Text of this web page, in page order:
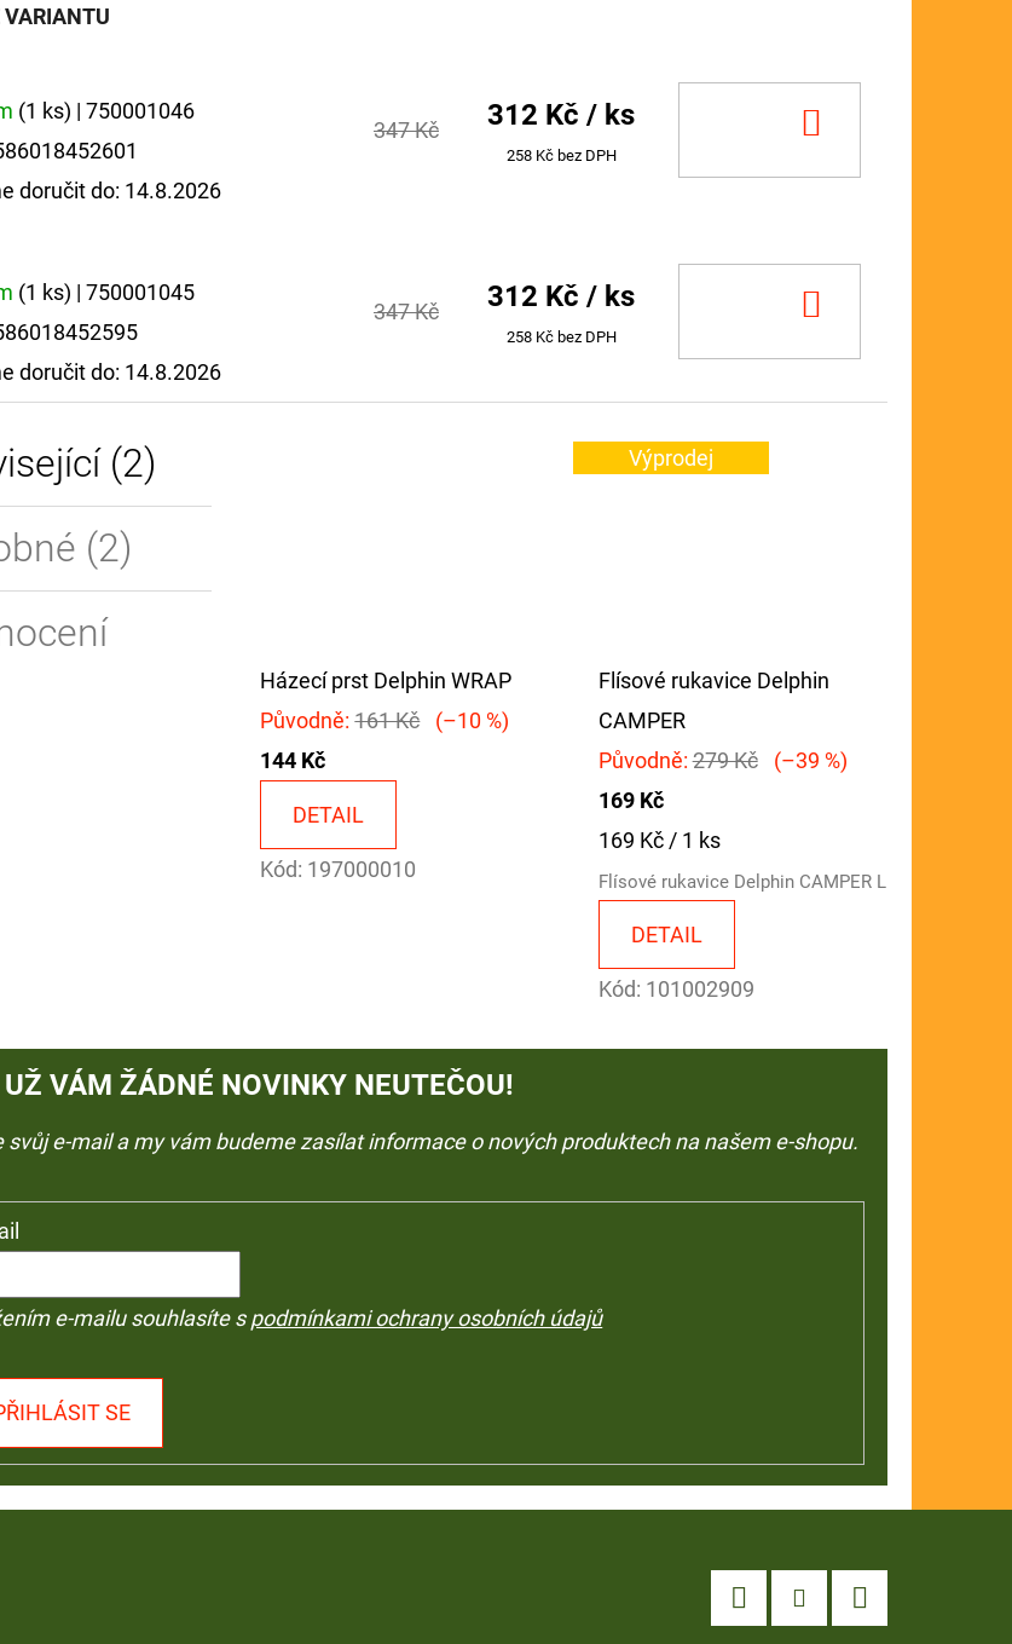
VARIANTU
(1 ks) | 750001046
doručit do: 14.8.2026
347 Kč 312 Kč / ks
258 Kč bez DPH
(1 ks) | 750001045
doručit do: 14.8.2026
347 Kč 312 Kč / ks
258 Kč bez DPH
(2)
(2)
Házecí prst Delphin WRAP
Původně:161 Kč
(–10 %)
144 Kč
DETAIL
Kód: 197000010
Výprodej
Flísové rukavice Delphin
CAMPER
Původně:279 Kč
(–39 %)
169 Kč
Měrná
cena:
169 Kč / 1 ks
Flísové rukavice Delphin CAMPER L
DETAIL
Kód: 101002909
VÁM ŽÁDNÉ NOVINKY NEUTEČOU!
svůj e-mail a my vám budeme zasílat informace o nových produktech na našem e-shopu.
e-mailu souhlasíte spodmínkami ochrany osobních údajů
SE